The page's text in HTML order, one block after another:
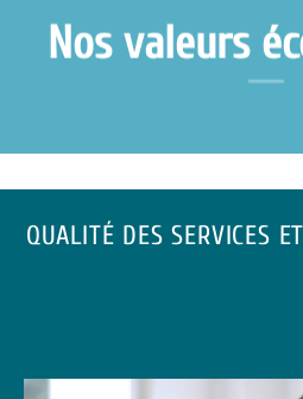
Nos valeurs
QUALITÉ DES SERVICES